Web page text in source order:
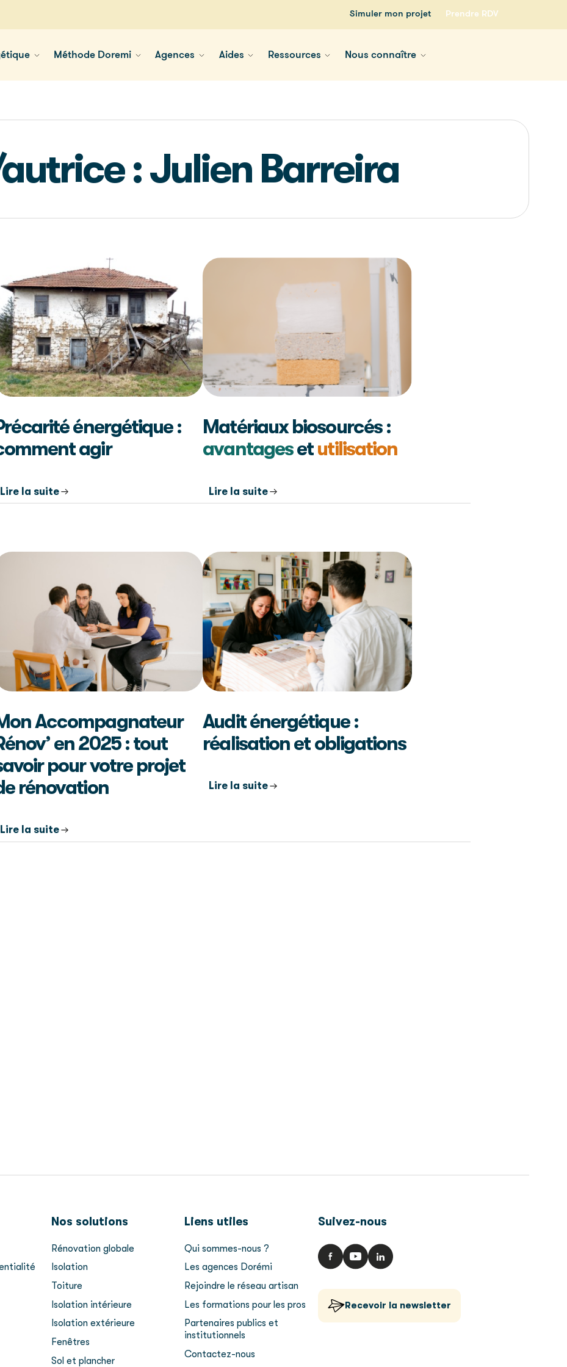
Simuler mon projet Prendre RDV
Méthode Doremi Agences Aides Ressources Nous connaître
: Julien Barreira
énergétique :
agir
Lire la suite
Matériaux biosourcés :
avantagesetutilisation
Lire la suite
Accompagnateur
en 2025 : tout
pour votre projet
rénovation
Lire la suite
Audit énergétique :
réalisation et obligations
Lire la suite
Nos solutions
Rénovation globale
Isolation
Toiture
Isolation intérieure
Isolation extérieure
Fenêtres
Sol et plancher
Liens utiles
Qui sommes-nous ?
Les agences Dorémi
Rejoindre le réseau artisan
Les formations pour les pros
Partenaires publics et
institutionnels
Contactez-nous
Suivez-nous
Recevoir la newsletter